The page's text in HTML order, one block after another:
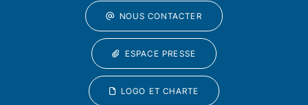
NOUS CONTACTER
ESPACE PRESSE
LOGO ET CHARTE